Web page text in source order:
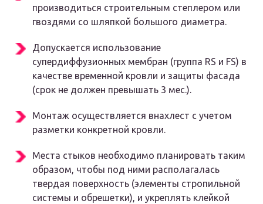
производиться строительным степлером или
гвоздями со шляпкой большого диаметра.
Допускается использование
супердиффузионных мембран (группа RS и FS) в
качестве временной кровли и защиты фасада
(срок не должен превышать 3 мес.).
Монтаж осуществляется внахлест с учетом
разметки конкретной кровли.
Места стыков необходимо планировать таким
образом, чтобы под ними располагалась
твердая поверхность (элементы стропильной
системы и обрешетки), и укреплять клейкой